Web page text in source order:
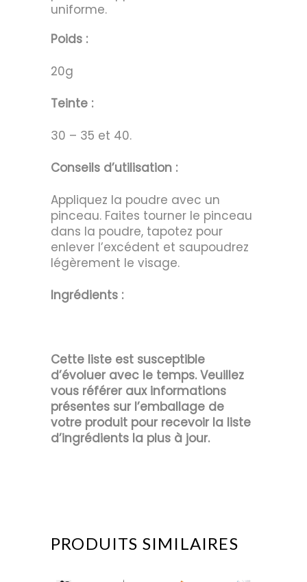
uniforme.
Poids :
20g
Teinte :
30 – 35 et 40.
Conseils d’utilisation :
Appliquez la poudre avec un
pinceau. Faites tourner le pinceau
dans la poudre, tapotez pour
enlever l’excédent et saupoudrez
légèrement le visage.
Ingrédients :
Cette liste est susceptible
d’évoluer avec le temps. Veuillez
vous référer aux informations
présentes sur l’emballage de
votre produit pour recevoir la liste
d’ingrédients la plus à jour.
PRODUITS SIMILAIRES